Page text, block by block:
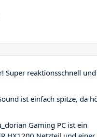
Super reaktionsschnell und
ist einfach spitze, da
Gaming PC ist ein